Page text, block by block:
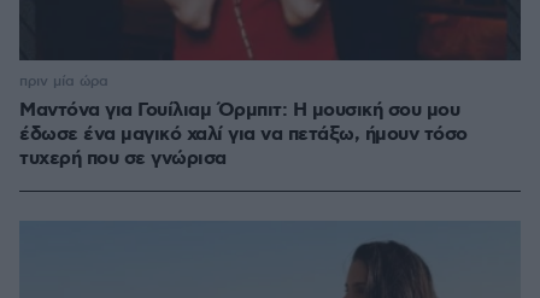
Μαντόνα για Γουίλιαμ Όρμπιτ: Η μουσική σου μου
έδωσε ένα μαγικό χαλί για να πετάξω, ήμουν τόσο
τυχερή που σε γνώρισα
πριν μία ώρα